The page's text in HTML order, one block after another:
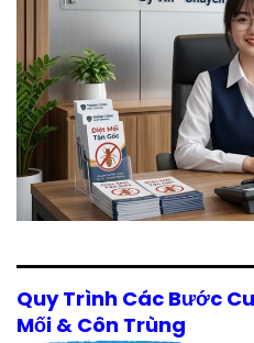
Quy Trình Các Bước
Mối & Côn Trùng